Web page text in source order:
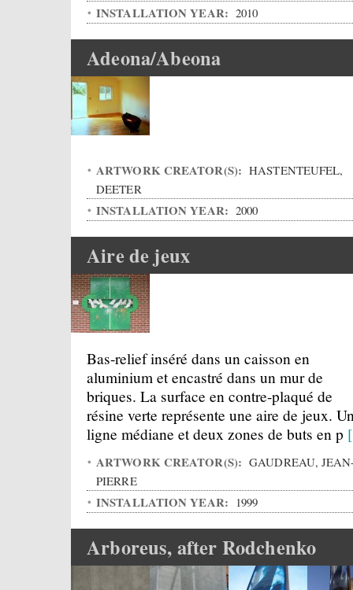
INSTALLATION YEAR: 2010
Adeona/Abeona
ARTWORK CREATOR(S): HASTENTEUFEL,
DEETER
INSTALLATION YEAR: 2000
Aire de jeux
Bas-relief inséré dans un caisson en
aluminium et encastré dans un mur de
briques. La surface en contre-plaqué de
résine verte représente une aire de jeux.
ligne médiane et deux zones de buts en p
ARTWORK CREATOR(S): GAUDREAU,
PIERRE
INSTALLATION YEAR: 1999
Arboreus, after Rodchenko